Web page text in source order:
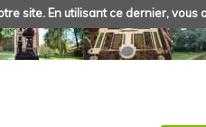
site. En utilisant ce dernier, vous